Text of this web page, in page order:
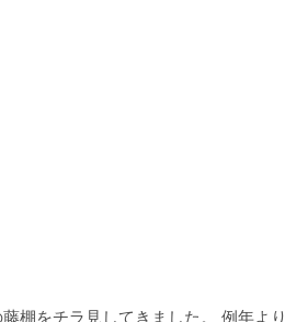
棚をチラ見してきました。 例年より